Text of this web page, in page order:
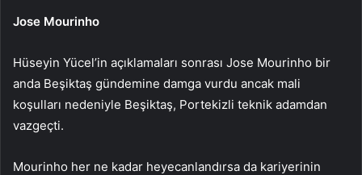
Jose Mourinho
Hüseyin Yücel’in açıklamaları sonrası Jose Mourinho bir
anda Beşiktaş gündemine damga vurdu ancak mali
koşulları nedeniyle Beşiktaş, Portekizli teknik adamdan
vazgeçti.
Mourinho her ne kadar heyecanlandırsa da kariyerinin